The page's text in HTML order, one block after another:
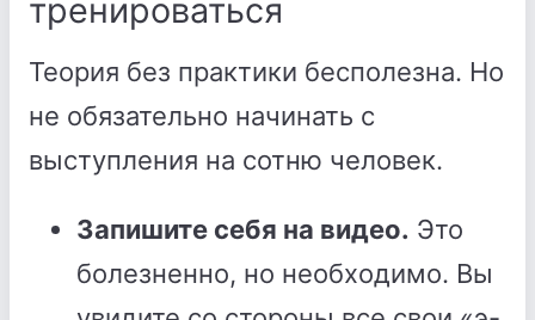
тренироваться
Теория без практики бесполезна. Но
не обязательно начинать с
выступления на сотню человек.
Запишите себя на видео. Это
болезненно, но необходимо. Вы